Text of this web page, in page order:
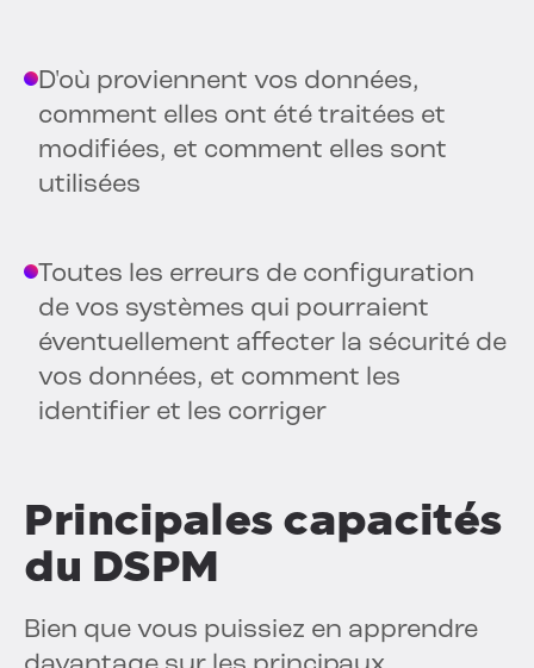
D'où proviennent vos données,
comment elles ont été traitées et
modifiées, et comment elles sont
utilisées
Toutes les erreurs de configuration
de vos systèmes qui pourraient
éventuellement affecter la sécurité de
vos données, et comment les
identifier et les corriger
Principales capacités
du DSPM
Bien que vous puissiez en apprendre